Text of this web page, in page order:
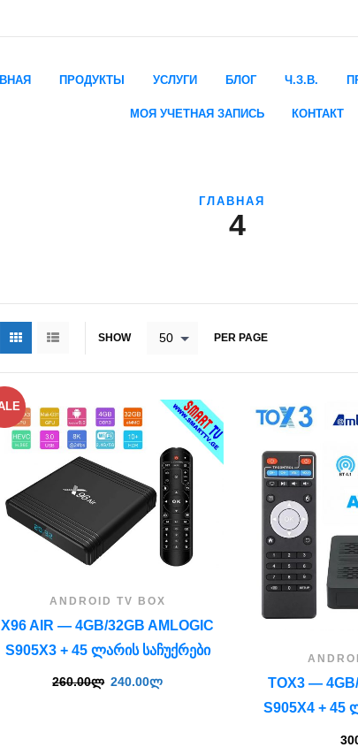
ПРОДУКТЫ УСЛУГИ БЛОГ Ч.З.В.
МОЯ УЧЕТНАЯ ЗАПИСЬ КОНТАКТ
ГЛАВНАЯ
4
SHOW 50 PER PAGE
ANDROID TV BOX
X96 AIR — 4GB/32GB AMLOGIC
S905X3 + 45 ᲚᲐᲠᲘᲡ ᲡᲐᲩᲣᲥᲠᲔᲑᲘ
260.00ლ 240.00ლ
TOX3 —
S905X4 + 45